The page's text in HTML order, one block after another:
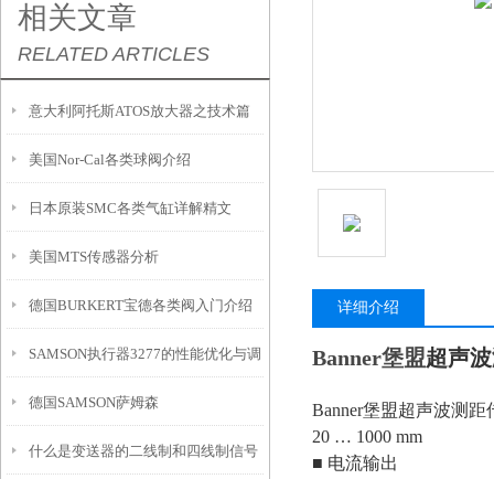
相关文章
RELATED ARTICLES
意大利阿托斯ATOS放大器之技术篇
美国Nor-Cal各类球阀介绍
日本原装SMC各类气缸详解精文
美国MTS传感器分析
德国BURKERT宝德各类阀入门介绍
SAMSON执行器3277的性能优化与调
试方法
德国SAMSON萨姆森
VA3301/3302/3303/3306系列电动执
什么是变送器的二线制和四线制信号
详细介绍
Banner堡盟超声波
Banner堡盟超声波测距
20 … 1000 mm
■ 电流输出